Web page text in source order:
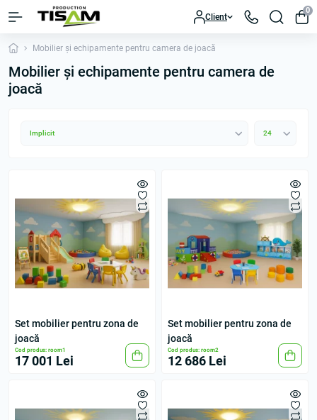
Client
0
Mobilier și echipamente pentru camera de joacă
Mobilier și echipamente pentru camera de
joacă
Set mobilier pentru zona de
joacă
Cod produs: room1
17 001 Lei
Set mobilier pentru zona de
joacă
Cod produs: room2
12 686 Lei